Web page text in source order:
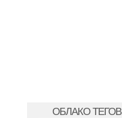
ОБЛАКО ТЕГОВ